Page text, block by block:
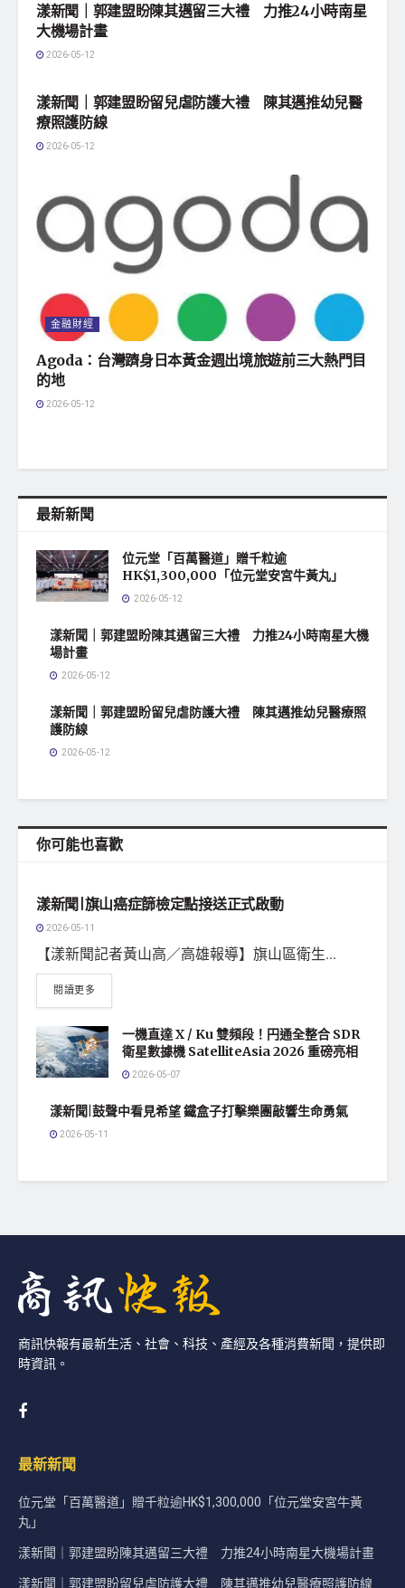
漾新聞｜郭建盟盼陳其邁留三大禮 力推24小時南星
大機場計畫
2026-05-12
漾新聞｜郭建盟盼留兒虐防護大禮 陳其邁推幼兒醫
療照護防線
2026-05-12
金融財經
Agoda：台灣躋身日本黃金週出境旅遊前三大熱門目
的地
2026-05-12
最新新聞
位元堂「百萬醫道」贈千粒逾
HK$1,300,000「位元堂安宮牛黃丸」
2026-05-12
漾新聞｜郭建盟盼陳其邁留三大禮 力推24小時南星大機
場計畫
2026-05-12
漾新聞｜郭建盟盼留兒虐防護大禮 陳其邁推幼兒醫療照
護防線
2026-05-12
你可能也喜歡
漾新聞|旗山癌症篩檢定點接送正式啟動
2026-05-11
【漾新聞記者黃山高／高雄報導】旗山區衛生...
閱讀更多
一機直達 X / Ku 雙頻段！円通全整合 SDR
衛星數據機 SatelliteAsia 2026 重磅亮相
2026-05-07
漾新聞|鼓聲中看見希望 鐵盒子打擊樂團敲響生命勇氣
2026-05-11
商訊快報有最新生活、社會、科技、產經及各種消費新聞，提供即
時資訊。
最新新聞
位元堂「百萬醫道」贈千粒逾HK$1,300,000「位元堂安宮牛黃
丸」
漾新聞｜郭建盟盼陳其邁留三大禮 力推24小時南星大機場計畫
漾新聞｜郭建盟盼留兒虐防護大禮 陳其邁推幼兒醫療照護防線